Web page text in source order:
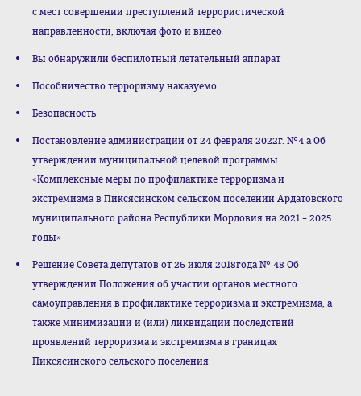
с мест совершении преступлений террористической
направленности, включая фото и видео
Вы обнаружили беспилотный летательный аппарат
Пособничество терроризму наказуемо
Безопасность
Постановление администрации от 24 февраля 2022г. №4 а Об
утверждении муниципальной целевой программы
«Комплексные меры по профилактике терроризма и
экстремизма в Пиксясинском сельском поселении Ардатовского
муниципального района Республики Мордовия на 2021 – 2025
годы»
Решение Совета депутатов от 26 июля 2018года № 48 Об
утверждении Положения об участии органов местного
самоуправления в профилактике терроризма и экстремизма, а
также минимизации и (или) ликвидации последствий
проявлений терроризма и экстремизма в границах
Пиксясинского сельского поселения